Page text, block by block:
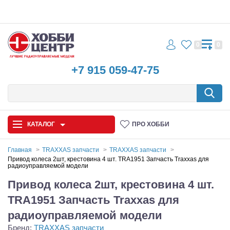
+7 915 059-47-75
0 0
КАТАЛОГ ПРО ХОББИ
Автомодели
Запчасти и аксессуары
Игрушки
Главная TRAXXAS запчасти
TRAXXAS запчасти
Привод колеса 2шт, крестовина 4 шт. TRA1951 Запчасть Traxxas для
радиоуправляемой модели
Привод колеса 2шт, крестовина 4 шт.
TRA1951 Запчасть Traxxas для
радиоуправляемой модели
Бренд: TRAXXAS запчасти